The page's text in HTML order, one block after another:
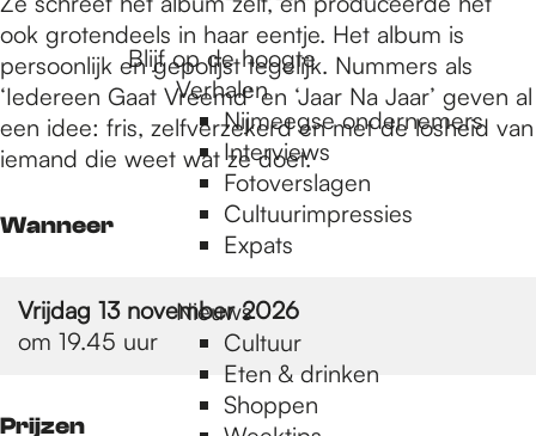
Blijf op de hoogte
Verhalen
Nijmeegse ondernemers
Interviews
Fotoverslagen
Cultuurimpressies
Expats
Nieuws
Cultuur
Eten & drinken
Shoppen
ook grotendeels in haar eentje. Het album is
persoonlijk en gepolijst tegelijk. Nummers als
‘Iedereen Gaat Vreemd’ en ‘Jaar Na Jaar’ geven al
een idee: fris, zelfverzekerd en met de losheid van
iemand die weet wat ze doet.
Wanneer
Vrijdag 13 november 2026
om 19.45 uur
Prijzen